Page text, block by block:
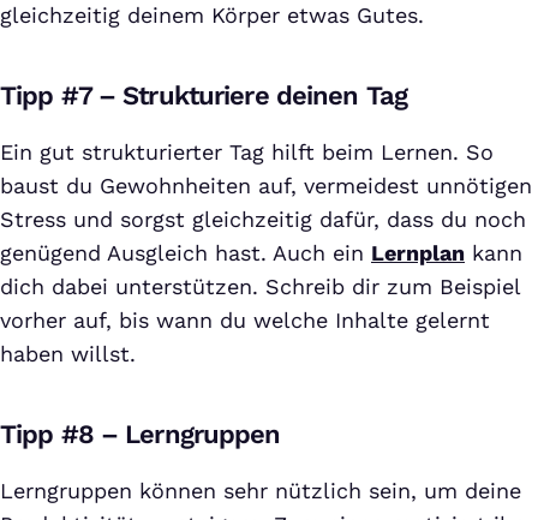
gleichzeitig deinem Körper etwas Gutes.
Tipp #7 – Strukturiere deinen Tag
Ein gut strukturierter Tag hilft beim Lernen. So
baust du Gewohnheiten auf, vermeidest unnötigen
Stress und sorgst gleichzeitig dafür, dass du noch
genügend Ausgleich hast. Auch ein Lernplan kann
dich dabei unterstützen. Schreib dir zum Beispiel
vorher auf, bis wann du welche Inhalte gelernt
haben willst.
Tipp #8 – Lerngruppen
Lerngruppen können sehr nützlich sein, um deine